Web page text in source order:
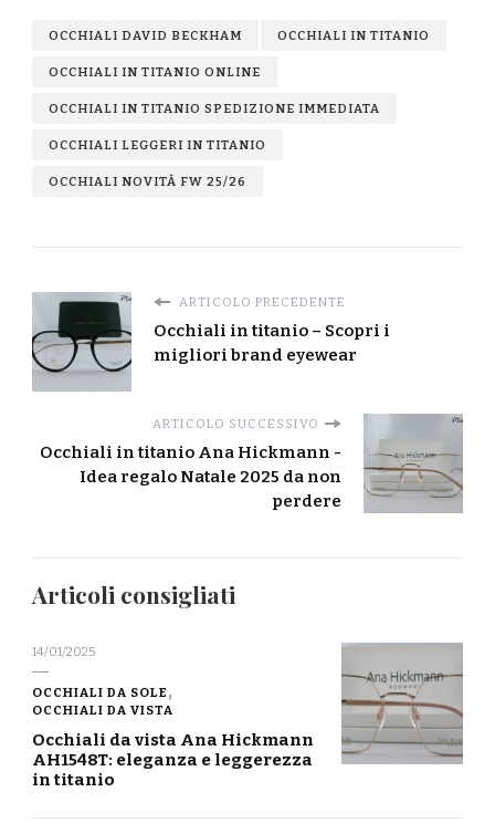
OCCHIALI DAVID BECKHAM OCCHIALI IN TITANIO
OCCHIALI IN TITANIO ONLINE
OCCHIALI IN TITANIO SPEDIZIONE IMMEDIATA
OCCHIALI LEGGERI IN TITANIO
OCCHIALI NOVITÀ FW 25/26
ARTICOLO PRECEDENTE
Occhiali in titanio – Scopri i
migliori brand eyewear
ARTICOLO SUCCESSIVO
Occhiali in titanio Ana Hickmann -
Idea regalo Natale 2025 da non
perdere
Articoli consigliati
14/01/2025
OCCHIALI DA SOLE
OCCHIALI DA VISTA
Occhiali da vista Ana Hickmann
AH1548T: eleganza e leggerezza
in titanio